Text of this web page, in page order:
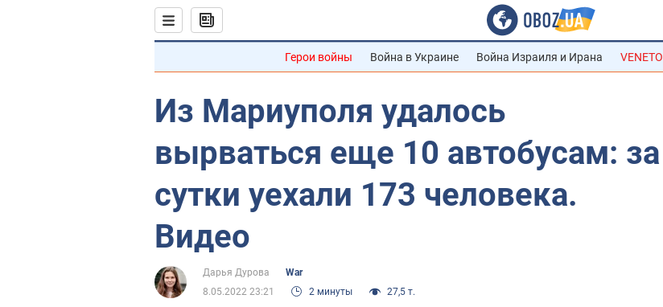
Герои войны Война в Украине Война Израиля и Ирана VENETO
Из Мариуполя удалось
вырваться еще 10 автобусам: за
сутки уехали 173 человека.
Видео
Дарья Дурова
War
8.05.2022 23:21
2 минуты 27,5 т.